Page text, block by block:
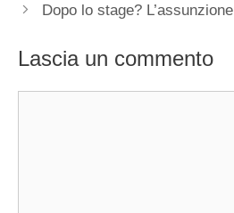
Dopo lo stage? L’assunzione
Lascia un commento